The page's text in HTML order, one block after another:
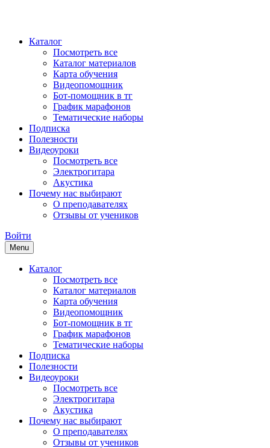
Каталог
Посмотреть все
Каталог материалов
Карта обучения
Видеопомощник
Бот-помощник в тг
График марафонов
Тематические наборы
Подписка
Полезности
Видеоуроки
Посмотреть все
Электрогитара
Акустика
Почему нас выбирают
О преподавателях
Отзывы от учеников
Войти
Menu
Каталог
Посмотреть все
Каталог материалов
Карта обучения
Видеопомощник
Бот-помощник в тг
График марафонов
Тематические наборы
Подписка
Полезности
Видеоуроки
Посмотреть все
Электрогитара
Акустика
Почему нас выбирают
О преподавателях
Отзывы от учеников